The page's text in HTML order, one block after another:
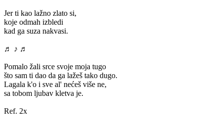
Jer ti kao lažno zlato si,
koje odmah izbledi
kad ga suza nakvasi.
♬ ♪ ♬
Pomalo žali srce svoje moja tugo
što sam ti dao da ga lažeš tako dugo.
Lagala k'o i sve al' nećeš više ne,
sa tobom ljubav kletva je.
Ref. 2x